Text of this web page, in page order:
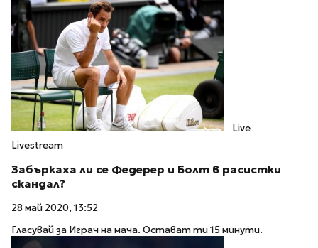
Live
Livestream
Забъркаха ли се Федерер и Болт в расистки
скандал?
28 май 2020, 13:52
Гласувай за Играч на мача. Остават ти 15 минути.